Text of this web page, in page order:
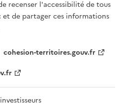
recenser l'accessibilité de tous
et de partager ces informations
cohesion-territoires.gouv.fr